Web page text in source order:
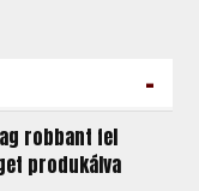
-
robbant fel
produkálva